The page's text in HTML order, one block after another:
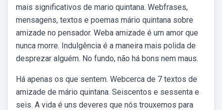
mais significativos de mario quintana. Webfrases,
mensagens, textos e poemas mário quintana sobre
amizade no pensador. Weba amizade é um amor que
nunca morre. Indulgência é a maneira mais polida de
desprezar alguém. No fundo, não há bons nem maus.
Há apenas os que sentem. Webcerca de 7 textos de
amizade de mário quintana. Seiscentos e sessenta e
seis. A vida é uns deveres que nós trouxemos para